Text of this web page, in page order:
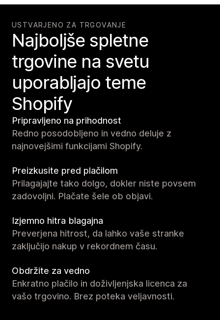
USTVARJENO ZA TRGOVANJE
Najboljše spletne
trgovine na svetu
uporabljajo teme
Shopify
Pripravljeno na prihodnost
Redno posodobljeno in vedno deluje z
najnovejšimi funkcijami Shopify.
Preizkusite pred plačilom
Prilagajajte tako dolgo, dokler niste povsem
zadovoljni. Plačate šele ob objavi.
Izjemno hitra blagajna
Preverjena hitrost, da lahko vaše stranke
zaključijo nakup v rekordnem času.
Obdržite za vedno
Enkratno plačilo in doživljenjska licenca za
vašo trgovino. Brez poteka veljavnosti.